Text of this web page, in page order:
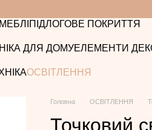
ПІДЛОГОВЕ ПОКРИТТЯ
ДЛЯ ДОМУЕЛЕМЕНТИ
ОСВІТЛЕННЯ
Головна ОСВІТЛЕННЯ
Точковий